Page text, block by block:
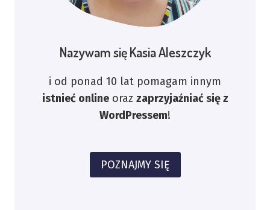
Nazywam się Kasia Aleszczyk
i od ponad 10 lat pomagam innym
istnieć onlineoraz zaprzyjaźniać się z
WordPressem!
POZNAJMY SIĘ